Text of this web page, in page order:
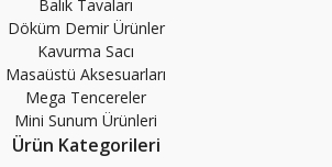
Balık Tavaları
Döküm Demir Ürünler
Kavurma Sacı
Masaüstü Aksesuarları
Mega Tencereler
Mini Sunum Ürünleri
Ürün Kategorileri